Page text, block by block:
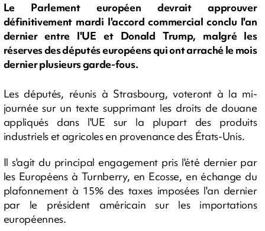
Le Parlement européen devrait approuver
définitivement mardi l'accord commercial conclu l'an
dernier entre l'UE et Donald Trump, malgré les
réserves des députés européens qui ont arraché le mois
dernier plusieurs garde-fous.
Les députés, réunis à Strasbourg, voteront à la mi-
journée sur un texte supprimant les droits de douane
appliqués dans l'UE sur la plupart des produits
industriels et agricoles en provenance des États-Unis.
Il s'agit du principal engagement pris l'été dernier par
les Européens à Turnberry, en Ecosse, en échange du
plafonnement à 15% des taxes imposées l'an dernier
par le président américain sur les importations
européennes.